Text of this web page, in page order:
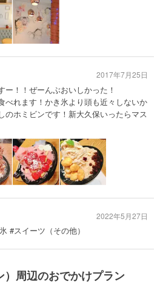
ー！！ぜーんぶおいしかった！
べれます！かき氷より頭も近々しないか
のホミビンです！新大久保いったらマス
2017年7月25日
#スイーツ（その他）
2022年5月27日
周辺のおでかけプラン